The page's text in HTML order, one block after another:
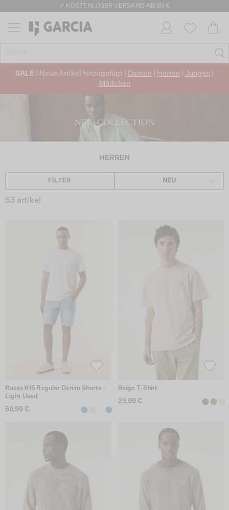
✓ KOSTENLOSER VERSAND AB 50 €
SALE | Neue Artikel hinzugefügt | Damen Herren Jungen
Mädchen
HERREN
FILTER NEU
53 artikel
Russo 615 Regular Denim Shorts -
Light Used
59,99 €
Beige T-Shirt
29,99 €